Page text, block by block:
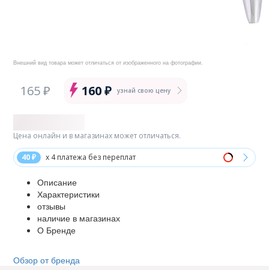
Внешний вид товара может отличаться от изображенного на фотографии.
165 ₽ 160 ₽ узнай свою цену
40 ₽ x 4 платежа без переплат
Цена онлайн и в магазинах может отличаться.
Описание
Характеристики
отзывы
наличие в магазинах
О Бренде
Обзор от бренда